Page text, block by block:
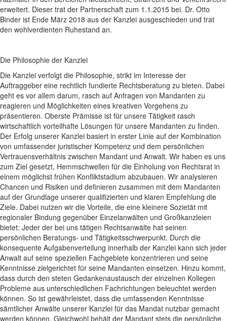
erweitert. Dieser trat der Partnerschaft zum 1.1.2015 bei. Dr. Otto
Binder ist Ende März 2018 aus der Kanzlei ausgeschieden und trat
den wohlverdienten Ruhestand an.
Die Philosophie der Kanzlei
Die Kanzlei verfolgt die Philosophie, strikt im Interesse der
Auftraggeber eine rechtlich fundierte Rechtsberatung zu bieten. Dabei
geht es vor allem darum, rasch auf Anfragen von Mandanten zu
reagieren und Möglichkeiten eines kreativen Vorgehens zu
präsentieren. Oberste Prämisse ist für unsere Tätigkeit rasch
wirtschaftlich vorteilhafte Lösungen für unsere Mandanten zu finden.
Der Erfolg unserer Kanzlei basiert in erster Linie auf der Kombination
von umfassender juristischer Kompetenz und dem persönlichen
Vertrauensverhältnis zwischen Mandant und Anwalt. Wir haben es uns
zum Ziel gesetzt, Hemmschwellen für die Einholung von Rechtsrat in
einem möglichst frühen Konfliktstadium abzubauen. Wir analysieren
Chancen und Risiken und definieren zusammen mit dem Mandanten
auf der Grundlage unserer qualifizierten und klaren Empfehlung die
Ziele. Dabei nutzen wir die Vorteile, die eine kleinere Sozietät mit
regionaler Bindung gegenüber Einzelanwälten und Großkanzleien
bietet: Jeder der bei uns tätigen Rechtsanwälte hat seinen
persönlichen Beratungs- und Tätigkeitsschwerpunkt. Durch die
konsequente Aufgabenverteilung innerhalb der Kanzlei kann sich jeder
Anwalt auf seine speziellen Fachgebiete konzentrieren und seine
Kenntnisse zielgerichtet für seine Mandanten einsetzen. Hinzu kommt,
dass durch den steten Gedankenaustausch der einzelnen Kollegen
Probleme aus unterschiedlichen Fachrichtungen beleuchtet werden
können. So ist gewährleistet, dass die umfassenden Kenntnisse
sämtlicher Anwälte unserer Kanzlei für das Mandat nutzbar gemacht
werden können. Gleichwohl behält der Mandant stets die persönliche